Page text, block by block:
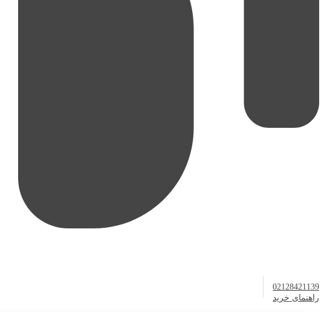
02128421139
راهنمای خرید